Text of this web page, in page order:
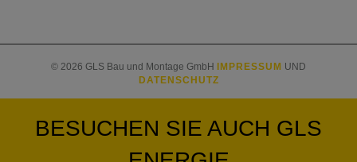
© 2026 GLS Bau und Montage GmbH IMPRESSUM UND
DATENSCHUTZ
BESUCHEN SIE AUCH GLS